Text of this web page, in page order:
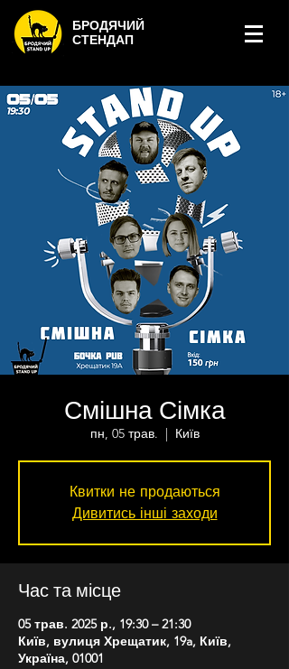
БРОДЯЧИЙ
СТЕНДАП
Смішна Сімка
пн, 05 трав.
  |
Київ
Квитки не продаються
Дивитись інші заходи
Час та місце
05 трав. 2025 р., 19:30 – 21:30
Київ, вулиця Хрещатик, 19a, Київ,
Україна, 01001